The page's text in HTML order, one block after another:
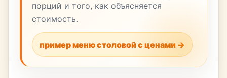
порций и того, как объясняется
стоимость.
пример меню столовой с ценами →